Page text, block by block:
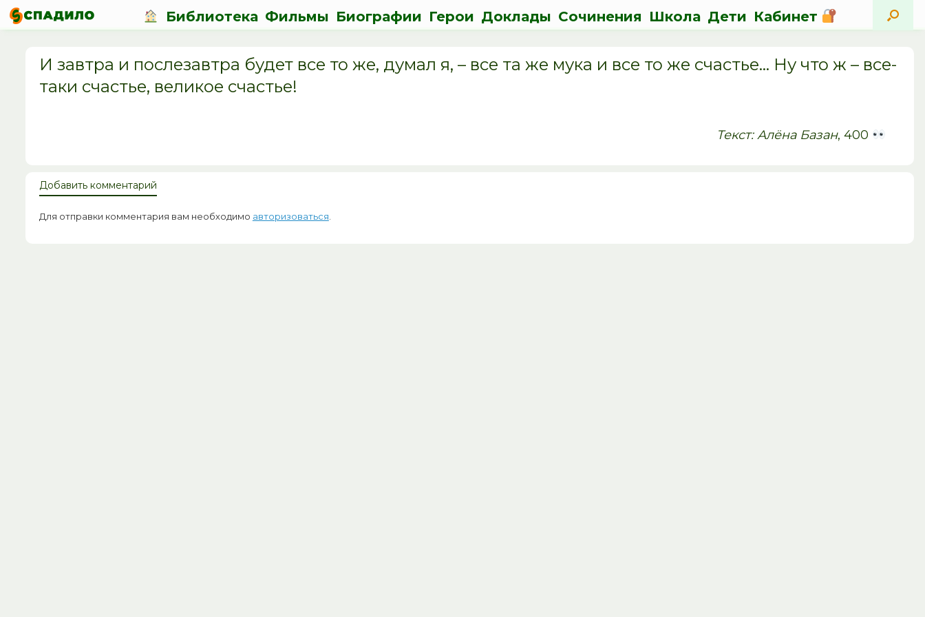
Библиотека Фильмы Биографии Герои Доклады Сочинения Школа Дети Кабинет
И завтра и послезавтра будет все то же, думал я, – все та же мука и все то же счастье… Ну что ж – все-
таки счастье, великое счастье!
Текст: Алёна Базан, 400
Добавить комментарий
Для отправки комментария вам необходимо авторизоваться